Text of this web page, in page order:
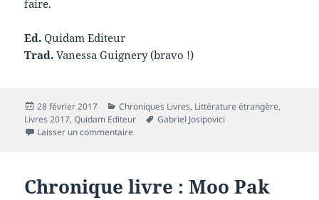
faire.
Ed.Quidam Editeur
Trad.Vanessa Guignery (bravo !)
Publié
le
28 février 2017 Catégories
Chroniques Livres, Littérature étrangère,
Livres 2017,Quidam Editeur
Mots-
Gabriel Josipovici
Laisser un commentaire
Chronique livre : Moo Pak